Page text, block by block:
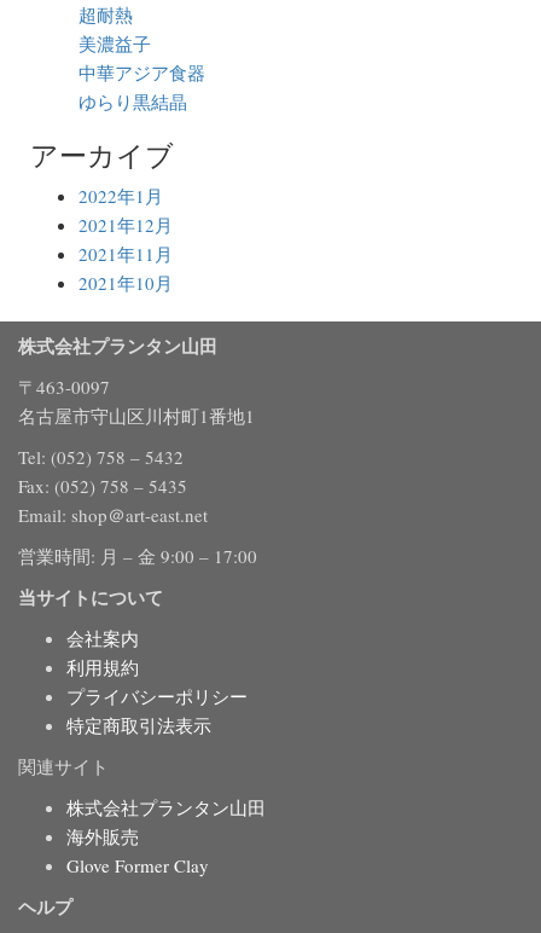
超耐熱
美濃益子
中華アジア食器
ゆらり黒結晶
アーカイブ
2022年1月
2021年12月
2021年11月
2021年10月
株式会社プランタン山田
〒463-0097
名古屋市守山区川村町1番地1
Tel: (052) 758 – 5432
Fax: (052) 758 – 5435
Email: shop＠art-east.net
営業時間: 月 – 金 9:00 – 17:00
当サイトについて
会社案内
利用規約
プライバシーポリシー
特定商取引法表示
関連サイト
株式会社プランタン山田
海外販売
Glove Former Clay
ヘルプ